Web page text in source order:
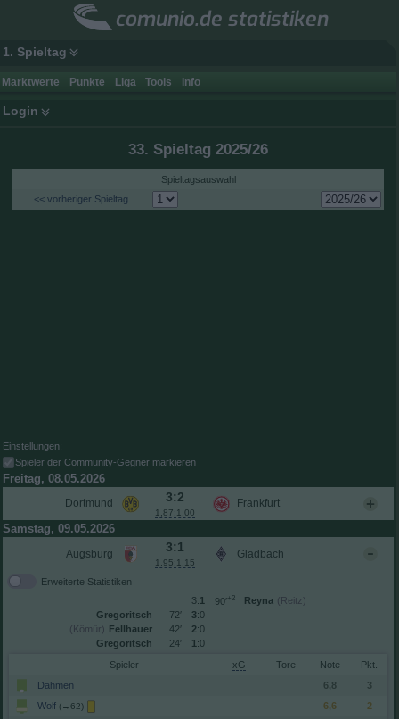
comunio.de statistiken
1. Spieltag
Marktwerte Punkte Liga Tools Info
Login
33. Spieltag 2025/26
Spieltagsauswahl
<< vorheriger Spieltag
Einstellungen:
Spieler der Community-Gegner markieren
Freitag, 08.05.2026
Dortmund 3:2
1,87:1,00
Frankfurt
Samstag, 09.05.2026
Augsburg 3:1
1,95:1,15
Gladbach
Erweiterte Statistiken
3:1 90′+2 Reyna (Reitz)
3:0
72′
Gregoritsch
2:0
42′
Fellhauer
(Kömür)
1 :0
24′
Gregoritsch
Spieler
xG Tore
Note
Dahmen
6,8
3
Wolf (→62) 6,6
2